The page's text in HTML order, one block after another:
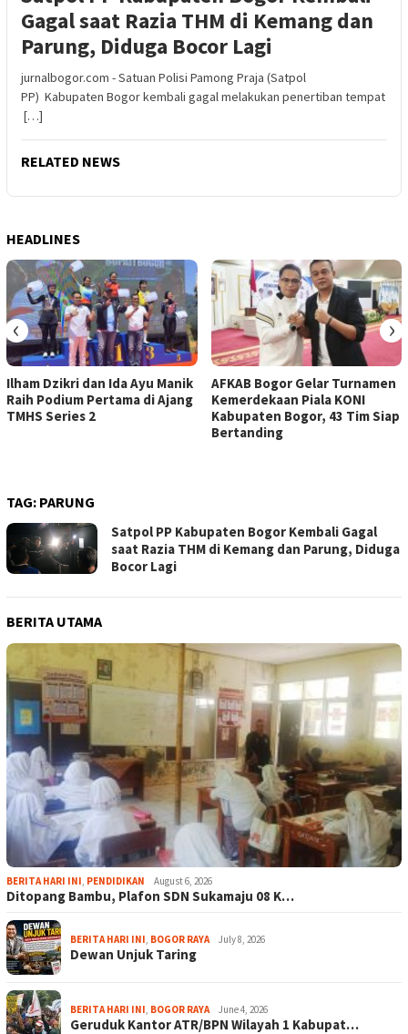
Gagal saat Razia THM di Kemang dan
Parung, Diduga Bocor Lagi
jurnalbogor.com - Satuan Polisi Pamong Praja (Satpol
PP) Kabupaten Bogor kembali gagal melakukan penertiban tempat
[…]
RELATED NEWS
HEADLINES
Ilham Dzikri dan Ida Ayu Manik
Raih Podium Pertama di Ajang
TMHS Series 2
AFKAB Bogor Gelar Turnamen
Kemerdekaan Piala KONI
Kabupaten Bogor, 43 Tim Siap
Bertanding
‹ ›
TAG: PARUNG
Satpol PP Kabupaten Bogor Kembali Gagal
saat Razia THM di Kemang dan Parung, Diduga
Bocor Lagi
BERITA UTAMA
BERITA HARI INI, PENDIDIKAN August 6, 2026
Ditopang Bambu, Plafon SDN Sukamaju 08 K…
BERITA HARI INI, BOGOR RAYA July 8, 2026
Dewan Unjuk Taring
BERITA HARI INI, BOGOR RAYA June 4, 2026
Geruduk Kantor ATR/BPN Wilayah 1 Kabupat…